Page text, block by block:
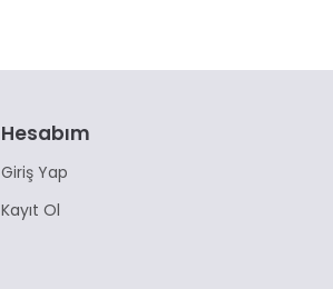
Hesabım
Giriş Yap
Kayıt Ol